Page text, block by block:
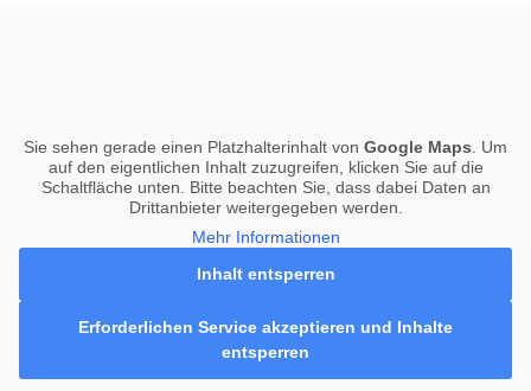
Sie sehen gerade einen Platzhalterinhalt von Google Maps . Um
auf den eigentlichen Inhalt zuzugreifen, klicken Sie auf die
Schaltfläche unten. Bitte beachten Sie, dass dabei Daten an
Drittanbieter weitergegeben werden.
Mehr Informationen
Inhalt entsperren
Erforderlichen Service akzeptieren und Inhalte
entsperren